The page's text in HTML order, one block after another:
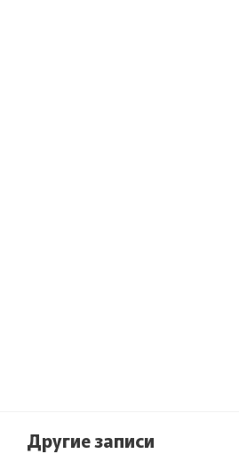
Другие записи